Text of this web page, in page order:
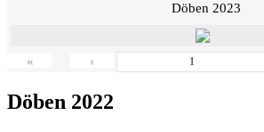
Döben 2023
« ‹
Döben 2022